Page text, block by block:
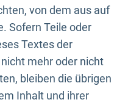
von dem aus auf
Sofern Teile oder
Textes der
mehr oder nicht
bleiben die übrigen
Inhalt und ihrer